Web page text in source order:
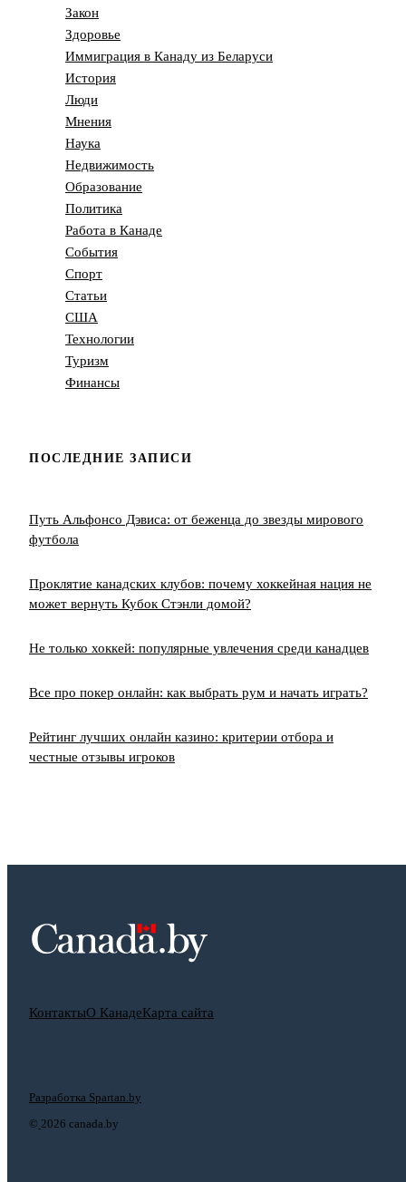
Закон
Здоровье
Иммиграция в Канаду из Беларуси
История
Люди
Мнения
Наука
Недвижимость
Образование
Политика
Работа в Канаде
События
Спорт
Статьи
США
Технологии
Туризм
Финансы
ПОСЛЕДНИЕ ЗАПИСИ
Путь Альфонсо Дэвиса: от беженца до звезды мирового
футбола
Проклятие канадских клубов: почему хоккейная нация не
может вернуть Кубок Стэнли домой?
Не только хоккей: популярные увлечения среди канадцев
Все про покер онлайн: как выбрать рум и начать играть?
Рейтинг лучших онлайн казино: критерии отбора и
честные отзывы игроков
КонтактыО КанадеКарта сайта
© 2026 canada.by
Разработка Spartan.by